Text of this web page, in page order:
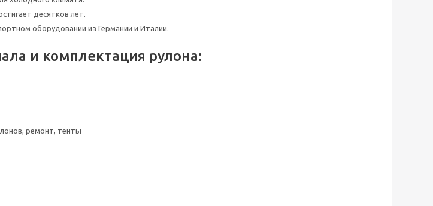
десятков лет.
оборудовании из Германии и Италии.
и комплектация рулона:
ремонт, тенты